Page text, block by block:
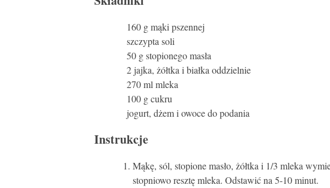
160 g mąki pszennej
szczypta soli
50 g stopionego masła
2 jajka, żółtka i białka oddzielnie
270 ml mleka
100 g cukru
jogurt, dżem i owoce do podania
Instrukcje
Mąkę, sól, stopione masło, żółtka i 1/3 mleka
stopniowo resztę mleka. Odstawić na 5-10 minut.